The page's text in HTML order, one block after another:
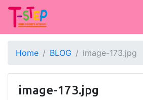
Home BLOG image-173.jpg
image-173.jpg